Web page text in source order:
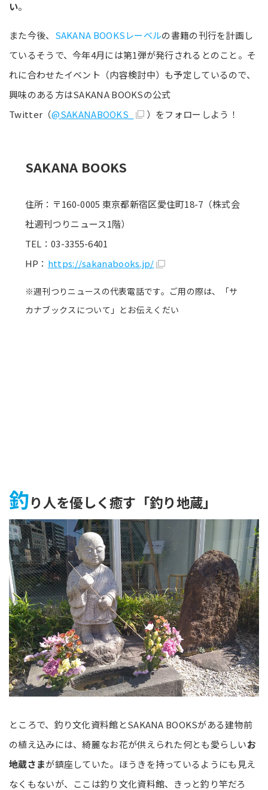
い。
また今後、 SAKANA BOOKSレーベルの書籍の刊行を計画し
ているそうで、今年4月には第1弾が発行されるとのこと。そ
れに合わせたイベント（内容検討中）も予定しているので、
興味のある方はSAKANA BOOKSの公式
Twitter（@SAKANABOOKS_ ）をフォローしよう！
SAKANA BOOKS
住所：〒160-0005 東京都新宿区愛住町18-7（株式会
社週刊つりニュース1階）
TEL：03-3355-6401
HP： https://sakanabooks.jp/
※週刊つりニュースの代表電話です。ご用の際は、「サ
カナブックスについて」とお伝えくだい
釣り人を優しく癒す「釣り地蔵」
ところで、釣り文化資料館とSAKANA BOOKSがある建物前
の植え込みには、綺麗なお花が供えられた何とも愛らしいお
地蔵さまが鎮座していた。ほうきを持っているようにも見え
なくもないが、ここは釣り文化資料館、きっと釣り竿だろ